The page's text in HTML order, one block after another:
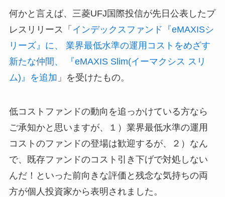
何かと言えば、三菱UFJ国際投信が先日公表したプ
レスリリース「 インデックスファンド『eMAXISシ
リーズ』に、 業界最低水準の運用コストをめざす
新たな仲間、 『eMAXIS Slim(イーマクシス スリ
ム)』を追加 」を受けたもの。
低コストファンドの動向を追っかけている方なら
ご承知かと思いますが、１）業界最低水準の運用
コストのファンドの登場は歓迎するが、２）なん
で、既存ファンドのコスト引き下げで対処しない
んだ！といった前向きな評価と残念な気持ちの両
方が個人投資家から表明されました。